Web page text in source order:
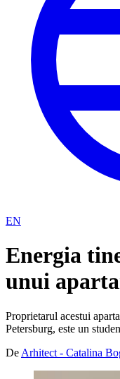
EN
Energia
unui
Proprietarul acestui
Petersburg, este un
De Arhitect - Catalina